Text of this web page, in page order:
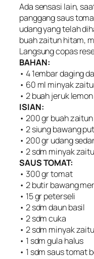
Ada sensasi lain,
panggang saus
udang yang telah
buah zaitun hitam,
Langsung copas
BAHAN:
• 4 1embar daging
• 60 ml minyak
• 2 buah jeruk lemon
ISIAN:
• 200 gr buah
• 2 siung bawang
• 200 gr udang
• 2 sdm minyak
SAUS TOMAT:
• 300 gr tomat
• 2 butir bawang
• 15 gr peterseli
• 2 sdm daun basil
• 2 sdm cuka
• 2 sdm minyak
• 1 sdm gula halus
• 1 sdm saus tomat